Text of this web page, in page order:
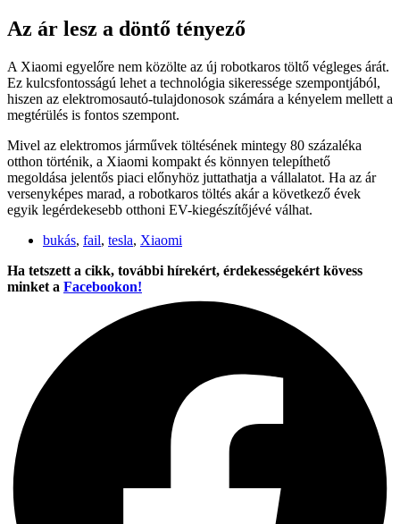
Az ár lesz a döntő tényező
A Xiaomi egyelőre nem közölte az új robotkaros töltő végleges árát.
Ez kulcsfontosságú lehet a technológia sikeressége szempontjából,
hiszen az elektromosautó-tulajdonosok számára a kényelem mellett a
megtérülés is fontos szempont.
Mivel az elektromos járművek töltésének mintegy 80 százaléka
otthon történik, a Xiaomi kompakt és könnyen telepíthető
megoldása jelentős piaci előnyhöz juttathatja a vállalatot. Ha az ár
versenyképes marad, a robotkaros töltés akár a következő évek
egyik legérdekesebb otthoni EV-kiegészítőjévé válhat.
bukás, fail, tesla, Xiaomi
Ha tetszett a cikk, további hírekért, érdekességekért kövess
minket a Facebookon!